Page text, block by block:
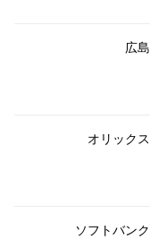
広島
オリックス
ソフトバンク